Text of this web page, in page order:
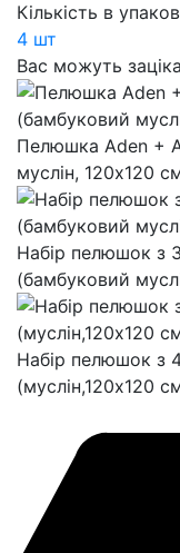
Кількість в
4 шт
Вас можуть
Пелюшка Aden +
муслін, 120x120
Набір пелюшок з
(бамбуковий
Набір пелюшок з
(муслін,120x120